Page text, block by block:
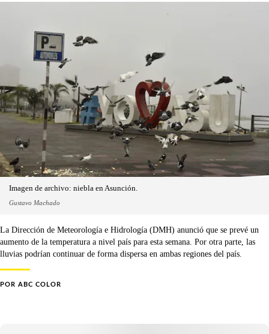
Imagen de archivo: niebla en Asunción.
Gustavo Machado
La Dirección de Meteorología e Hidrología (DMH) anunció que se prevé un
aumento de la temperatura a nivel país para esta semana. Por otra parte, las
lluvias podrían continuar de forma dispersa en ambas regiones del país.
POR ABC COLOR